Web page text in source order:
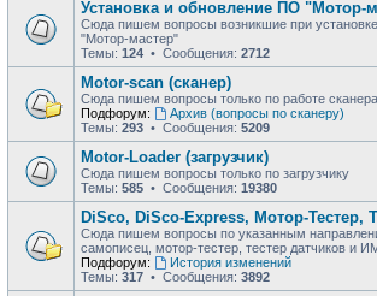
Установка и обновление ПО "Мотор-
Сюда пишем вопросы возникшие при
"Мотор-мастер"
Темы: 124 • Сообщения: 2712
Motor-scan (сканер)
Сюда пишем вопросы только по работе сканера
Подфорум:
Архив (вопросы по сканеру)
Темы: 293 • Сообщения: 5209
Motor-Loader (загрузчик)
Сюда пишем вопросы только по загрузчику
Темы: 585 • Сообщения: 19380
DiSco, DiSco-Express, Мотор-Тестер,
Сюда пишем вопросы по указанным
самописец, мотор-тестер, тестер датчиков и
Подфорум:
История изменений
Темы: 317 • Сообщения: 3892